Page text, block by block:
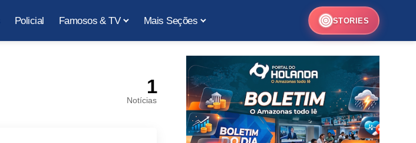
Policial Famosos & TV Mais Seções STORIES
1
Notícias